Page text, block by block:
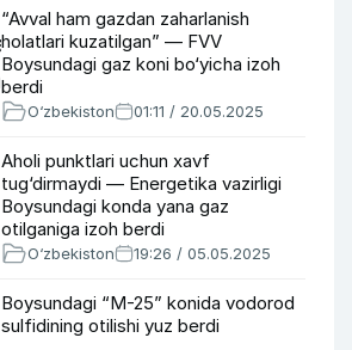
“Avval ham gazdan zaharlanish
holatlari kuzatilgan” — FVV
Boysundagi gaz koni bo‘yicha izoh
berdi
O‘zbekiston 01:11 / 20.05.2025
Aholi punktlari uchun xavf
tug‘dirmaydi — Energetika vazirligi
Boysundagi konda yana gaz
otilganiga izoh berdi
O‘zbekiston 19:26 / 05.05.2025
Boysundagi “M-25” konida vodorod
sulfidining otilishi yuz berdi